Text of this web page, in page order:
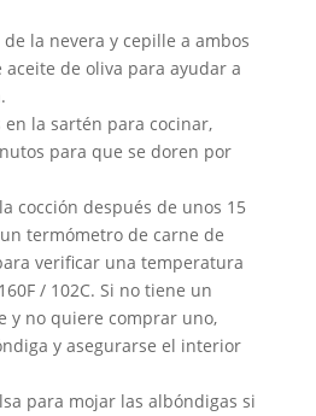
la nevera y cepille a ambos
aceite de oliva para ayudar a
en la sartén para cocinar,
para que se doren por
cocción después de unos 15
termómetro de carne de
verificar una temperatura
/ 102C. Si no tiene un
y no quiere comprar uno,
y asegurarse el interior
para mojar las albóndigas si